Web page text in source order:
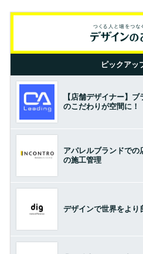
ピックアッ
【店舗デザイナー】
のこだわりが空間に！
アパレルブランドでの
の施工管理
デザインで世界をより